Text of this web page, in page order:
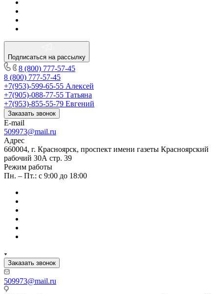
Подписаться на рассылку
8 (800) 777-57-45
8 (800) 777-57-45
+7(953)-599-65-55 Алексей
+7(905)-088-77-55 Татьяна
+7(953)-855-55-79 Евгений
Заказать звонок
E-mail
509973@mail.ru
Адрес
660004, г. Красноярск, проспект имени газеты Красноярский
рабочий 30А стр. 39
Режим работы
Пн. – Пт.: с 9:00 до 18:00
Заказать звонок
509973@mail.ru